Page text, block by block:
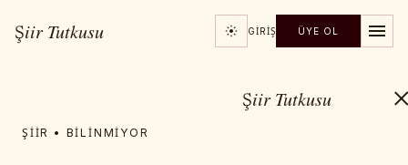
Şiir Tutkusu GIRIŞ ÜYE OL
Şiir Tutkusu
ŞIIR • BILINMIYOR